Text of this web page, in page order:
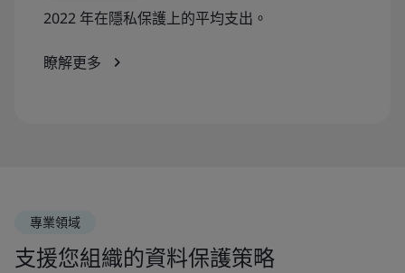
2022 年在隱私保護上的平均支出。
瞭解更多
專業領域
支援您組織的資料保護策略